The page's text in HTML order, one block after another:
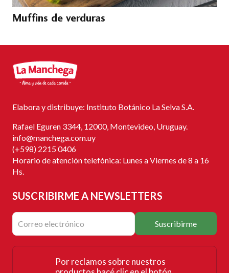
Muffins de verduras
Elabora y distribuye: Instituto Botánico La Selva S.A.
Rafael Eguren 3344, 12000, Montevideo, Uruguay.
info@manchega.com.uy
(+598) 2215 0406
Horario de atención telefónica: Lunes a Viernes de 8 a 16
Hs.
SUSCRIBIRME A NEWSLETTERS
Suscribirme
Por reclamos sobre nuestros